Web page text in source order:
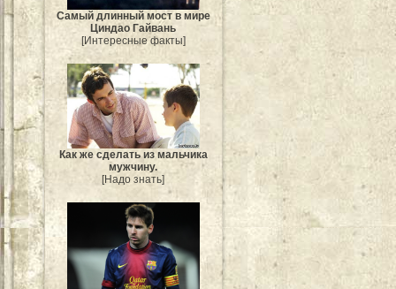
Самый длинный мост в мире
Циндао Гайвань
[Интересные факты]
Как же сделать из мальчика
мужчину.
[Надо знать]